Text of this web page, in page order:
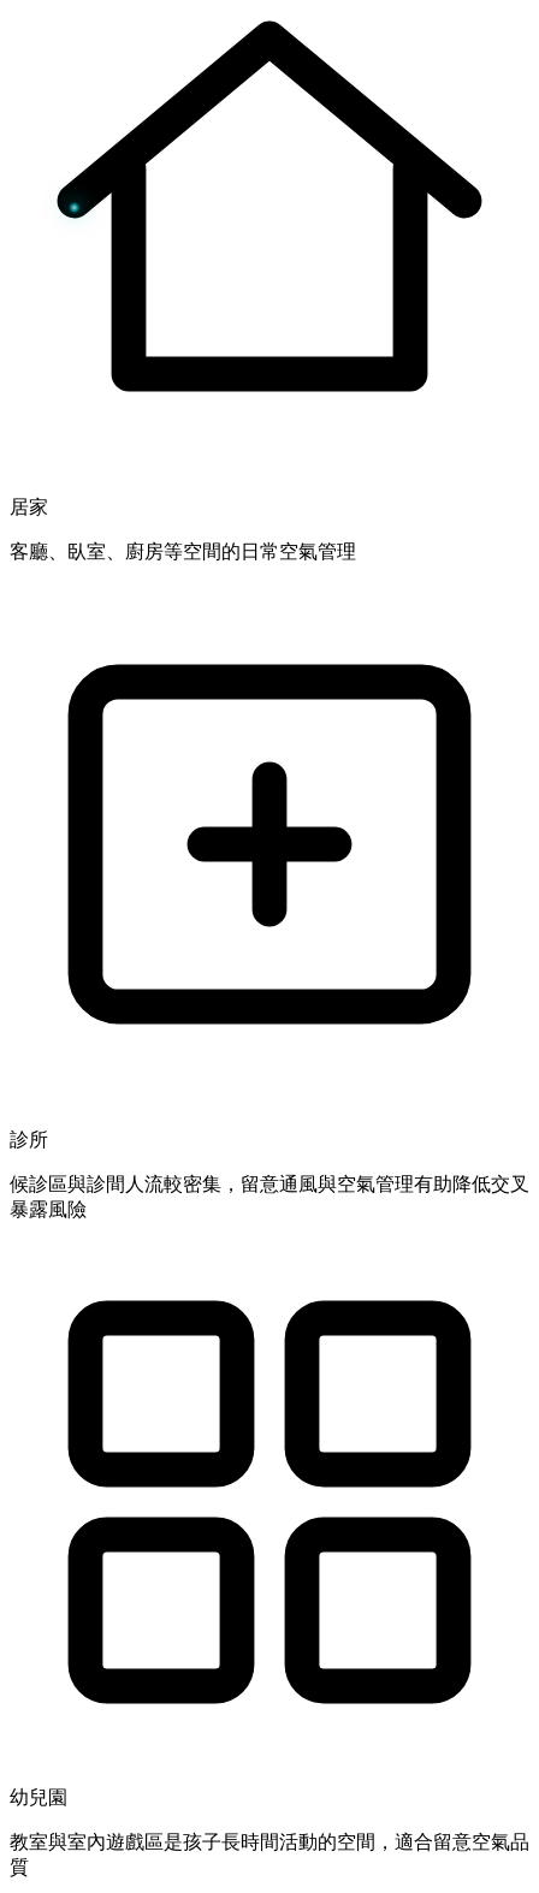
居家
客廳、臥室、廚房等空間的日常空氣管理
診所
候診區與診間人流較密集，留意通風與空氣管理有助降低交叉
暴露風險
幼兒園
教室與室內遊戲區是孩子長時間活動的空間，適合留意空氣品
質